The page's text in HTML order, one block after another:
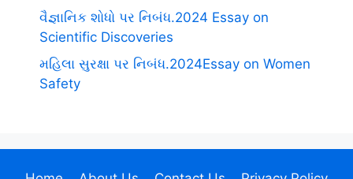
વૈજ્ઞાનિક શોધો પર નિબંધ.2024 Essay on
Scientific Discoveries
મહિલા સુરક્ષા પર નિબંધ.2024Essay on Women
Safety